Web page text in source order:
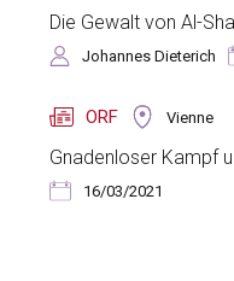
Die Gewalt von Al-
Johannes Dieterich
ORF Vienne
Gnadenloser Kampf
16/03/2021